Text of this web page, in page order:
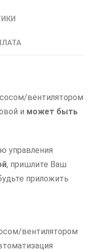
вентилятором
и может быть
управления
, пришлите Ваш
приложить
вентилятором